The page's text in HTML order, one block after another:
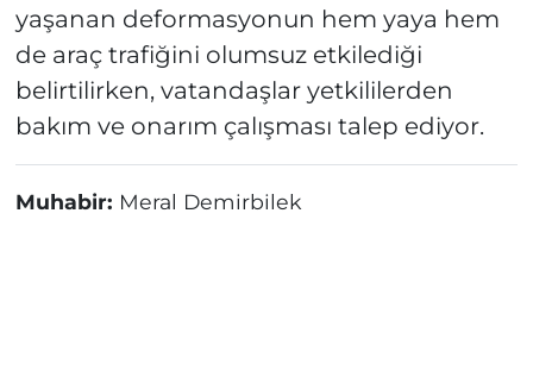
yaşanan deformasyonun hem yaya hem
de araç trafiğini olumsuz etkilediği
belirtilirken, vatandaşlar yetkililerden
bakım ve onarım çalışması talep ediyor.
Muhabir: Meral Demirbilek